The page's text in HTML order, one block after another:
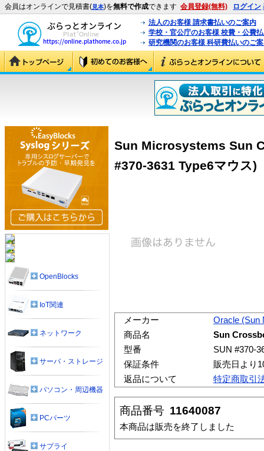
会員はオンラインで見積書(見本)を無料で作成できます 会員登録(無料) ログイン
法人のお客様 請求書払いのご案内
学校・官公庁のお客様 校費・公費
研究機関のお客様 科研費払いのご
Sun Microsystems Sun
#370-3631 Type6マウス)
メーカー
Oracle (Sun
商品名
Sun
型番
SUN #370-
保証条件
販売日より
返品について
特定商取引
商品番号 11640087
本商品は販売を終了しました
OpenBlocks
IoT関連
ネットワーク
サーバ・ストレージ
パソコン・周辺機器
PCパーツ
サプライ